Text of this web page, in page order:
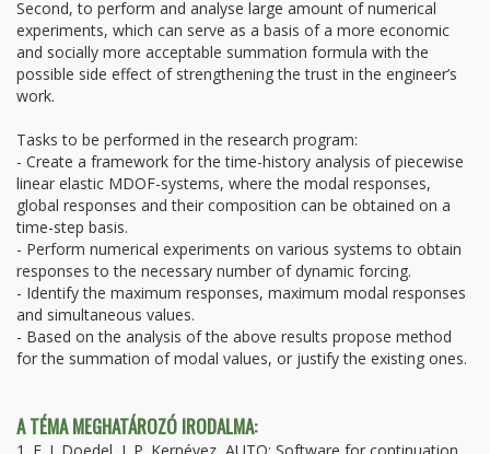
Second, to perform and analyse large amount of numerical
experiments, which can serve as a basis of a more economic
and socially more acceptable summation formula with the
possible side effect of strengthening the trust in the engineer’s
work.
Tasks to be performed in the research program:
- Create a framework for the time-history analysis of piecewise
linear elastic MDOF-systems, where the modal responses,
global responses and their composition can be obtained on a
time-step basis.
- Perform numerical experiments on various systems to obtain
responses to the necessary number of dynamic forcing.
- Identify the maximum responses, maximum modal responses
and simultaneous values.
- Based on the analysis of the above results propose method
for the summation of modal values, or justify the existing ones.
A TÉMA MEGHATÁROZÓ IRODALMA: